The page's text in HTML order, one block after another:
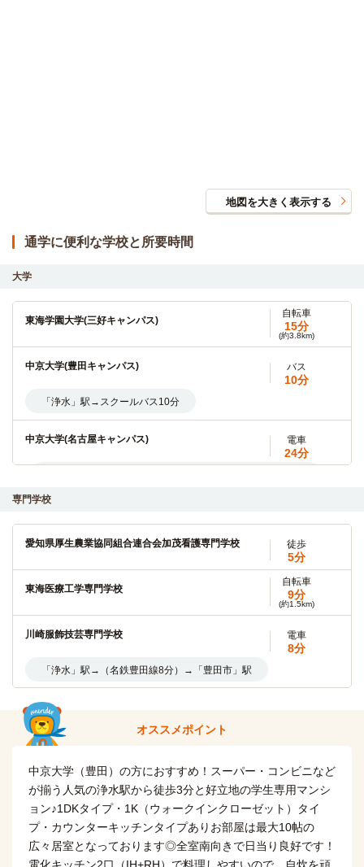
地図を大きく表示する
通学に便利な学校と所要時間
大学
東海学園大学(三好キャンパス)
自転車
15分
(約3.8km)
中京大学(豊田キャンパス) バス
10分
「浄水」駅→スクールバス10分
中京大学(名古屋キャンパス) 電車
24分
東海学園大学(大学院) バス＋電車
4分
「浄水」駅→（名鉄豊田線2分）→「三好ヶ丘」駅→スクール
愛知学泉大学(豊田キャンパス) バス＋電車
9分
「浄水」駅→(名鉄豊田線2分)→「三好ヶ丘」駅→スクールバ
ス7分
日本赤十字豊田看護大学
「浄水」駅→（名鉄豊田線2分）→「三好ケ丘」駅→スクール
名古屋商科大学(日進キャンパス) バス＋電車
27分
「浄水」駅→（名鉄豊田線7分）→「米野木」駅→名鉄バス
専門学校
愛知県厚生農業協同組合連合会加茂看護専門学校 徒歩
5分
東海医療工学専門学校
自転車
9分
(約1.5km)
川崎服飾技芸専門学校 電車
8分
「浄水」駅→（名鉄豊田線8分）→「豊田市」駅
オススメポイント
中京大学（豊田）の方におすすめ！スーパー・コンビニなど
が揃う人気の浄水駅から徒歩3分と好立地の学生専用マンシ
ョン♪1DKタイプ・1K（ウォークインクローゼット）タイ
プ・カウンターキッチンタイプありお部屋は最大10帖の
広々居室となっております◎全室南向きで日当り良好です！